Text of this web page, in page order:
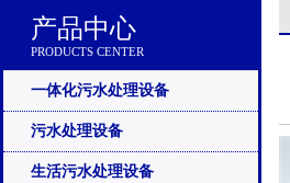
产品中心
PRODUCTS CENTER
一体化污水处理设备
污水处理设备
生活污水处理设备